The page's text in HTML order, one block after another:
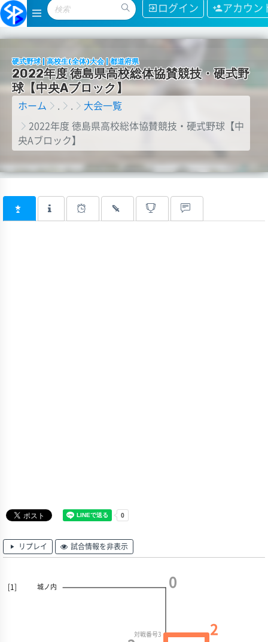
ログイン アカウン
硬式野球 | 高校生(全体)大会 | 都道府県
2022年度徳島県高校総体協賛競技・硬式野
球【中央Aブロック】
ホーム 大会一覧
2022年度 徳島県高校総体協賛競技・硬式野球【中
央Aブロック】
リプレイ 試合情報を非表示
対戦番号3
0
2
[1] 城ノ内